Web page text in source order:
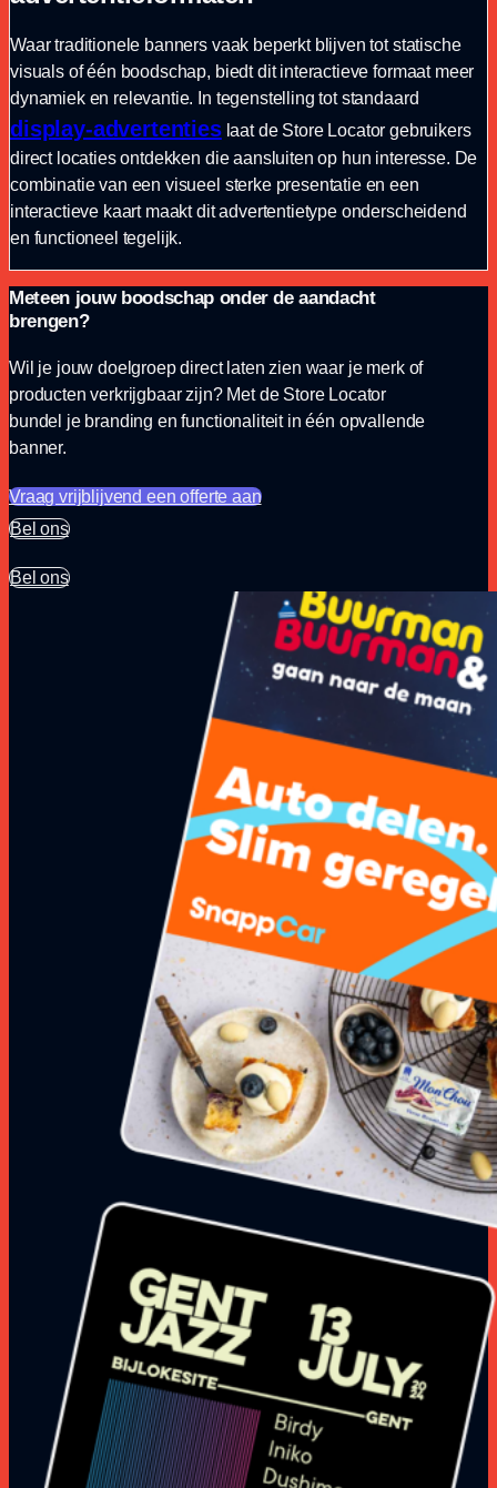
Waar traditionele banners vaak beperkt blijven tot statische
visuals of één boodschap, biedt dit interactieve formaat meer
dynamiek en relevantie. In tegenstelling tot standaard
display-advertentieslaat de Store Locator gebruikers
direct locaties ontdekken die aansluiten op hun interesse. De
combinatie van een visueel sterke presentatie en een
interactieve kaart maakt dit advertentietype onderscheidend
en functioneel tegelijk.
Meteen jouw boodschap onder de aandacht
brengen?
Wil je jouw doelgroep direct laten zien waar je merk of
producten verkrijgbaar zijn? Met de Store Locator
bundel je branding en functionaliteit in één opvallende
banner.
Vraag vrijblijvend een offerte aan
Bel ons
Bel ons